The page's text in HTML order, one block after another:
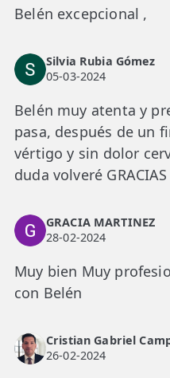
Belén excepcional ,
Silvia Rubia Gómez
05-03-2024
Belén muy atenta y
pasa, después de un
vértigo y sin dolor
duda volveré GRACIAS
GRACIA MARTINEZ
28-02-2024
Muy bien Muy
con Belén
Cristian Gabriel
26-02-2024